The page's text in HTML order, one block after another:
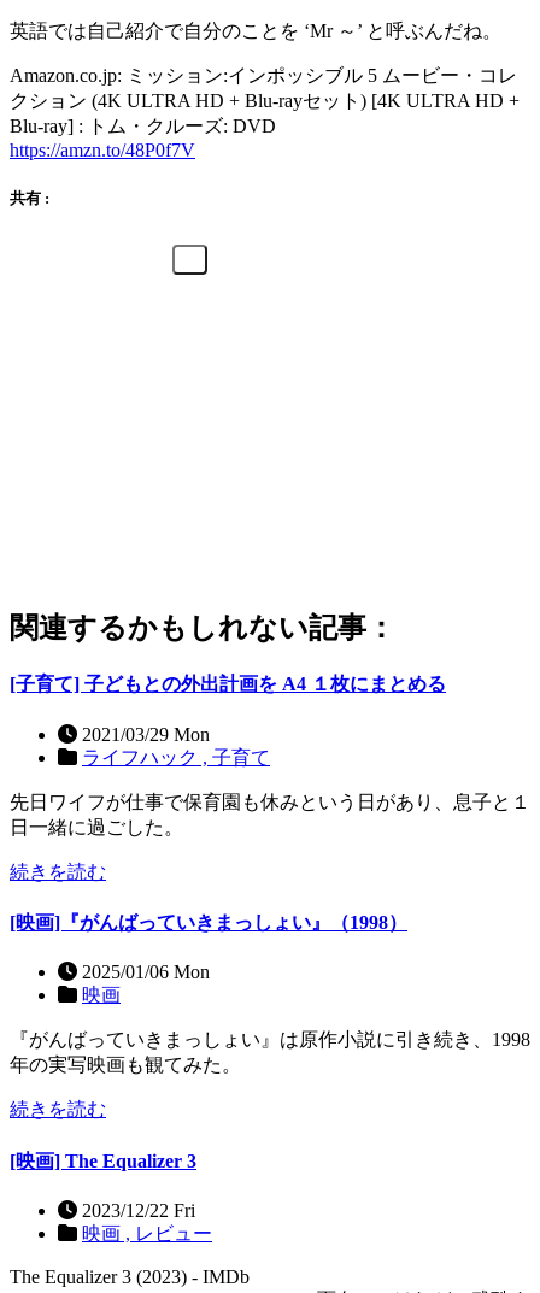
英語では自己紹介で自分のことを ‘Mr ～’ と呼ぶんだね。
Amazon.co.jp: ミッション:インポッシブル 5 ムービー・コレ
クション (4K ULTRA HD + Blu-rayセット) [4K ULTRA HD +
Blu-ray] : トム・クルーズ: DVD
https://amzn.to/48P0f7V
共有 :
関連するかもしれない記事：
[子育て] 子どもとの外出計画を A4 １枚にまとめる
2021/03/29 Mon
ライフハック , 子育て
先日ワイフが仕事で保育園も休みという日があり、息子と１
日一緒に過ごした。
続きを読む
[映画]『がんばっていきまっしょい』（1998）
2025/01/06 Mon
映画
『がんばっていきまっしょい』は原作小説に引き続き、1998
年の実写映画も観てみた。
続きを読む
[映画] The Equalizer 3
2023/12/22 Fri
映画 , レビュー
The Equalizer 3 (2023) - IMDb